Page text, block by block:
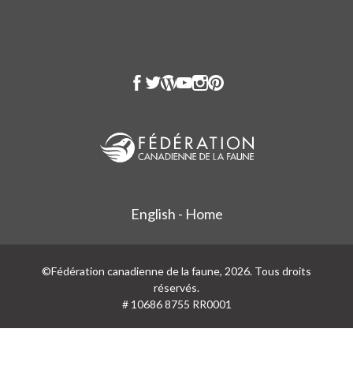
English - Home
©Fédération canadienne de la faune, 2026. Tous droits
réservés.
# 10686 8755 RR0001